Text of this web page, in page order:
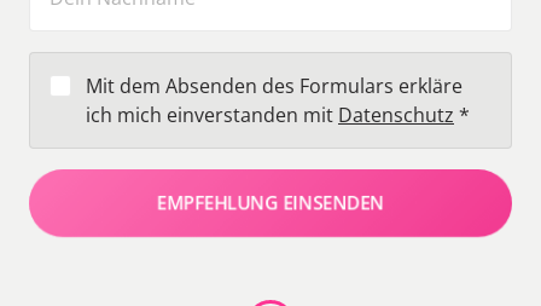
Mit dem Absenden des Formulars erkläre
ich mich einverstanden mit Datenschutz *
EMPFEHLUNG EINSENDEN